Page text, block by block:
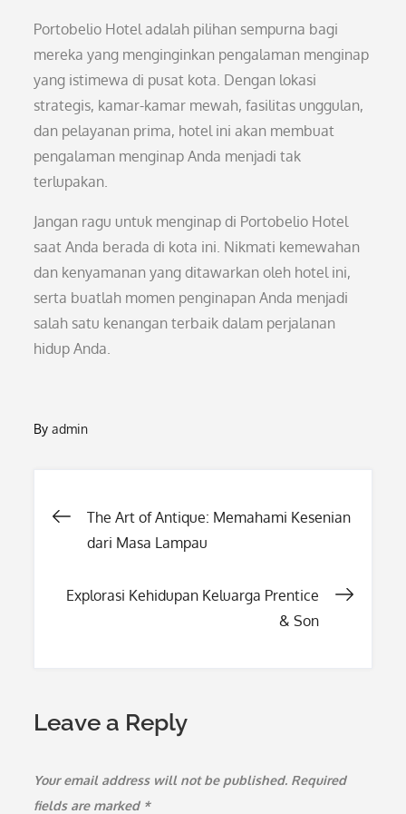
Portobelio Hotel adalah pilihan sempurna bagi
mereka yang menginginkan pengalaman menginap
yang istimewa di pusat kota. Dengan lokasi
strategis, kamar-kamar mewah, fasilitas unggulan,
dan pelayanan prima, hotel ini akan membuat
pengalaman menginap Anda menjadi tak
terlupakan.
Jangan ragu untuk menginap di Portobelio Hotel
saat Anda berada di kota ini. Nikmati kemewahan
dan kenyamanan yang ditawarkan oleh hotel ini,
serta buatlah momen penginapan Anda menjadi
salah satu kenangan terbaik dalam perjalanan
hidup Anda.
Byadmin
Post
The Art of Antique: Memahami Kesenian
dari Masa Lampau
Explorasi Kehidupan Keluarga Prentice
& Son
Leave a Reply
Your email address will not be published. Required
fields are marked *